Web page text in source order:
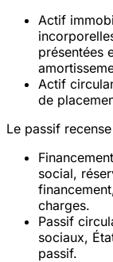
Actif
présentées
Actif
de
Le passif
social,
charges.
Passif
sociaux,
passif.